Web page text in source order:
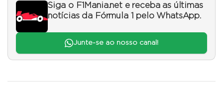
Siga o F1Mania.net e receba as últimas
notícias da Fórmula 1 pelo WhatsApp.
Junte-se ao nosso canal!